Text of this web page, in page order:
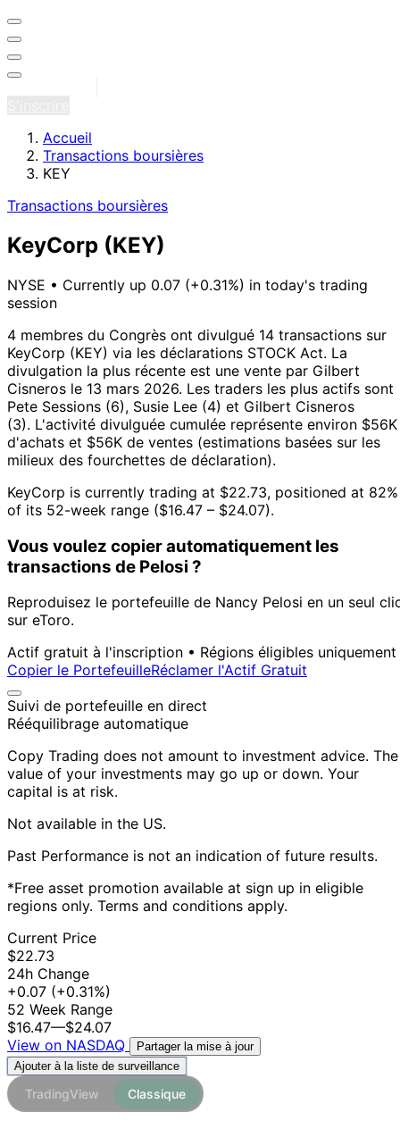
Accueil
Transactions boursières
KEY
Transactions boursières
KeyCorp (KEY)
NYSE • Currently up 0.07 (+0.31%) in today's trading
session
4 membres du Congrès ont divulgué 14 transactions sur
KeyCorp (KEY) via les déclarations STOCK Act. La
divulgation la plus récente est une vente par Gilbert
Cisneros le 13 mars 2026. Les traders les plus actifs sont
Pete Sessions (6), Susie Lee (4) et Gilbert Cisneros
(3). L'activité divulguée cumulée représente environ $56K
d'achats et $56K de ventes (estimations basées sur les
milieux des fourchettes de déclaration).
KeyCorp is currently trading at $22.73, positioned at 82%
of its 52-week range ($16.47 – $24.07).
Vous voulez copier automatiquement les
transactions de Pelosi ?
Reproduisez le portefeuille de Nancy Pelosi en un seul
sur eToro.
Actif gratuit à l'inscription • Régions éligibles uniquement
Copier le PortefeuilleRéclamer l'Actif Gratuit
Suivi de portefeuille en direct
Rééquilibrage automatique
Copy Trading does not amount to investment advice. The
value of your investments may go up or down. Your
capital is at risk.
Not available in the US.
Past Performance is not an indication of future results.
*Free asset promotion available at sign up in eligible
regions only. Terms and conditions apply.
Current Price
$22.73
24h Change
+0.07 (+0.31%)
52 Week Range
$16.47—$24.07
View on NASDAQ
Partager la mise à jour
Ajouter à la liste de surveillance
TradingView Classique